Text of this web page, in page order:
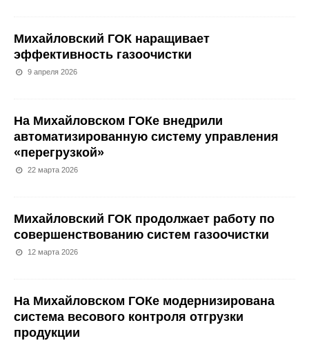
Михайловский ГОК наращивает
эффективность газоочистки
9 апреля 2026
На Михайловском ГОКе внедрили
автоматизированную систему управления
«перегрузкой»
22 марта 2026
Михайловский ГОК продолжает работу по
совершенствованию систем газоочистки
12 марта 2026
На Михайловском ГОКе модернизирована
система весового контроля отгрузки
продукции